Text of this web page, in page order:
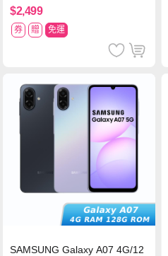
$2,499
券 贈 免運
SAMSUNG Galaxy A07 4G/12